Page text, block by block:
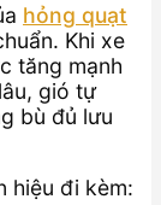
hỏng quạt
Khi xe
tăng mạnh
gió tự
bù đủ lưu
hiệu đi kèm: